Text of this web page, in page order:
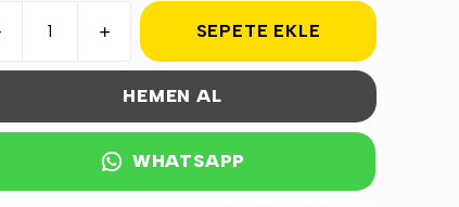
SEPETE EKLE
HEMEN AL
WHATSAPP